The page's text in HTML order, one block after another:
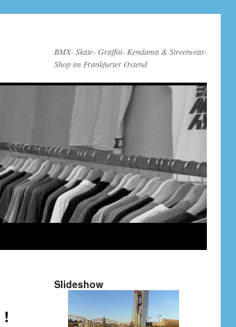
BMX- Skate- Graffiti- Kendama & Streetwear-
Shop im Frankfurter Ostend
Slideshow